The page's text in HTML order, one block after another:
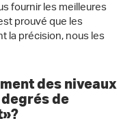
fournir les meilleures
prouvé que les
la précision, nous les
des niveaux
de